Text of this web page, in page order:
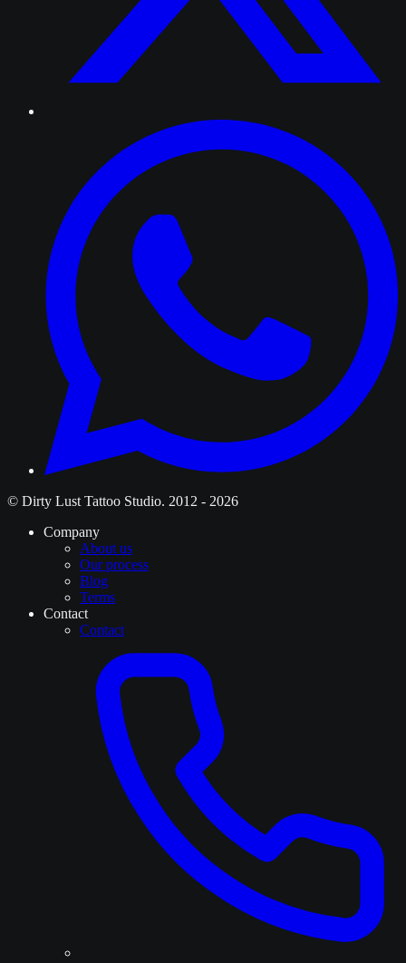
© Dirty Lust Tattoo Studio. 2012 - 2026
Company
About us
Our process
Blog
Terms
Contact
Contact